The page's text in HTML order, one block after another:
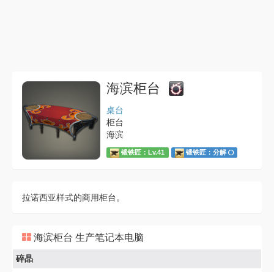
海滨柜台
桌台
柜台
海滨
锻铁匠：Lv.41 锻铁匠：分解
拉诺西亚样式的商用柜台。
海滨柜台 生产笔记本电脑
碎晶